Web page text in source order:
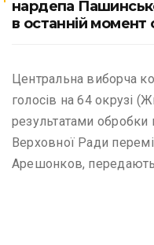
нардепа
в останній момент
Центральна виборча
голосів на 64 окрузі
результатами обробки
Верховної Ради
Арешонков, передають